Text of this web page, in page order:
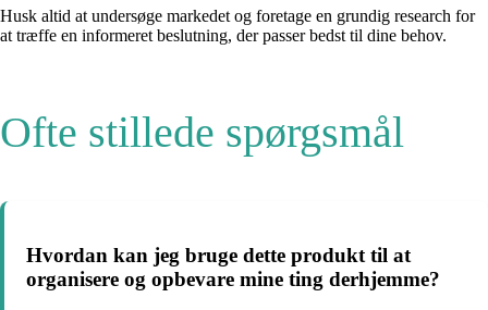
Husk altid at undersøge markedet og foretage en grundig research for
at træffe en informeret beslutning, der passer bedst til dine behov.
Ofte stillede spørgsmål
Hvordan kan jeg bruge dette produkt til at
organisere og opbevare mine ting derhjemme?